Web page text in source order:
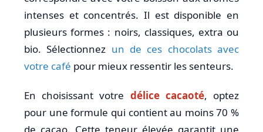
intenses et concentrés. Il est disponible en
plusieurs formes : noirs, classiques, extra ou
bio. Sélectionnez un de ces chocolats avec
votre café pour mieux ressentir les senteurs.
En choisissant votre délice cacaoté, optez
pour une formule qui contient au moins 70 %
de cacao. Cette teneur élevée garantit une